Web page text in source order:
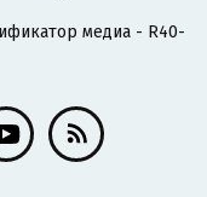
медиа - R40-